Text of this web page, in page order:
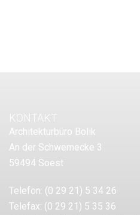
KONTAKT
Architekturbüro Bolik
An der Schwemecke 3
59494 Soest
Telefon: (0 29 21) 5 34 26
Telefax: (0 29 21) 5 35 36